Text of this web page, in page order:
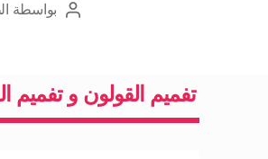
كاتببواسطة
تفميم القولون و تفميم